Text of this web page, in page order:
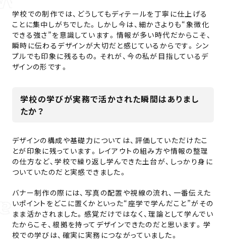
学校での制作では、どうしてもディテールを丁寧に仕上げる
ことに集中しがちでした。しかし今は、細かさよりも“象徴化
できる強さ”を意識しています。情報が多い時代だからこそ、
瞬時に伝わるデザインが大切だと感じているからです。シン
プルでも印象に残るもの。それが、今の私が目指しているデ
ザインの形です。
学校の学びが実務で活かされた瞬間はありまし
たか？
デザインの構成や基礎力については、評価していただけたこ
とが印象に残っています。レイアウトの組み方や情報の整理
の仕方など、学校で繰り返し学んできた土台が、しっかり身に
ついていたのだと実感できました。
バナー制作の際には、写真の配置や視線の流れ、一番伝えた
いポイントをどこに置くかといった“座学で学んだこと”がその
まま活かされました。感覚だけではなく、理論として学んでい
たからこそ、根拠を持ってデザインできたのだと思います。学
校での学びは、確実に実務につながっていました。